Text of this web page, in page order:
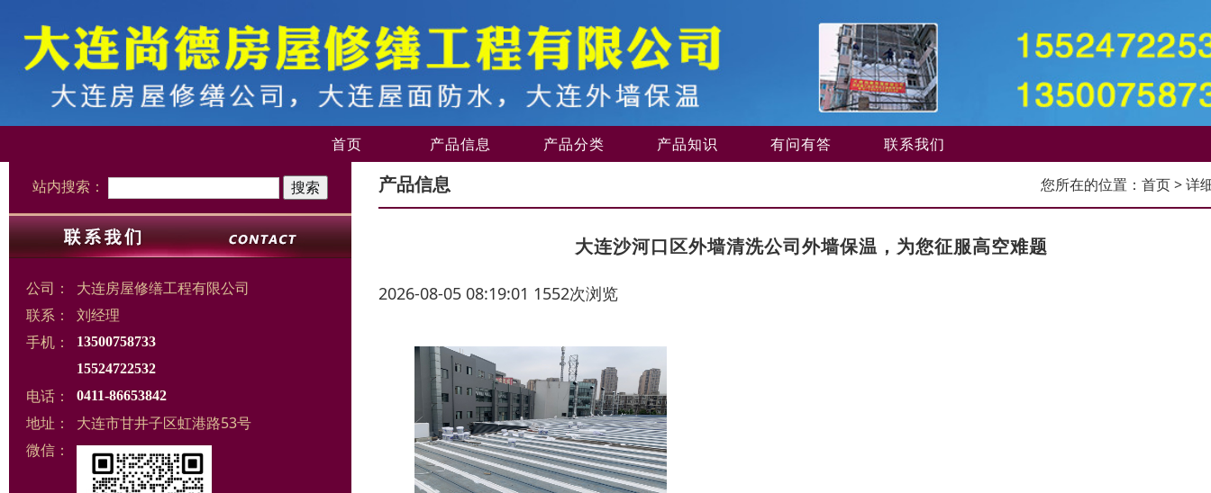
首页 产品信息 产品分类 产品知识 有问有答 联系我们
站内搜索：
公司：
大连房屋修缮工程有限公司
联系：
刘经理
手机：
13500758733
15524722532
电话： 0411-86653842
地址：
大连市甘井子区虹港路53号
微信：
产品信息 您所在的位置： 首页> 详
大连沙河口区外墙清洗公司外墙保温，为您征服高空难题
2026-08-05 08:19:01 1552次浏览